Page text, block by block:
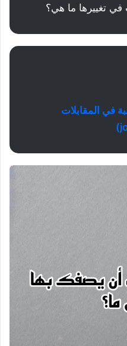
تغييرها ما هي؟
في المقابلات